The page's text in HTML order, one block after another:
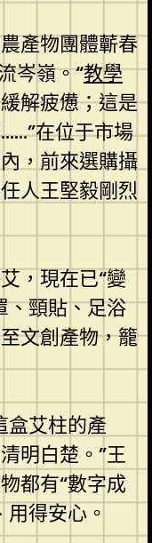
產物團體蘄春
岑嶺。“教學
解疲憊；這是
在位于市場
，前來選購攝
人王堅毅剛烈
，現在已“變
、頸貼、足浴
文創產物，籠
盒艾柱的產
明白楚。”王
都有“數字成
得安心。